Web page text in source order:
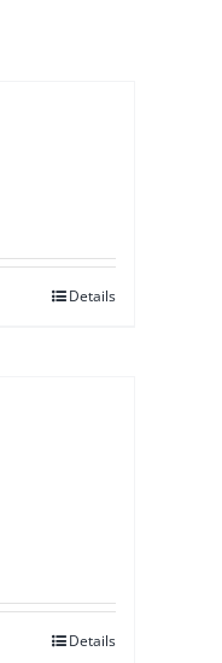
Details
Details